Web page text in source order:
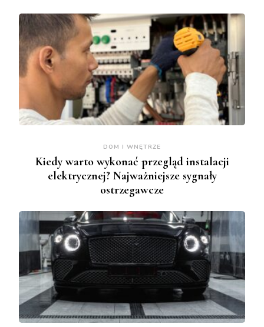
DOM I WNĘTRZE
Kiedy warto wykonać przegląd instalacji
elektrycznej? Najważniejsze sygnały
ostrzegawcze